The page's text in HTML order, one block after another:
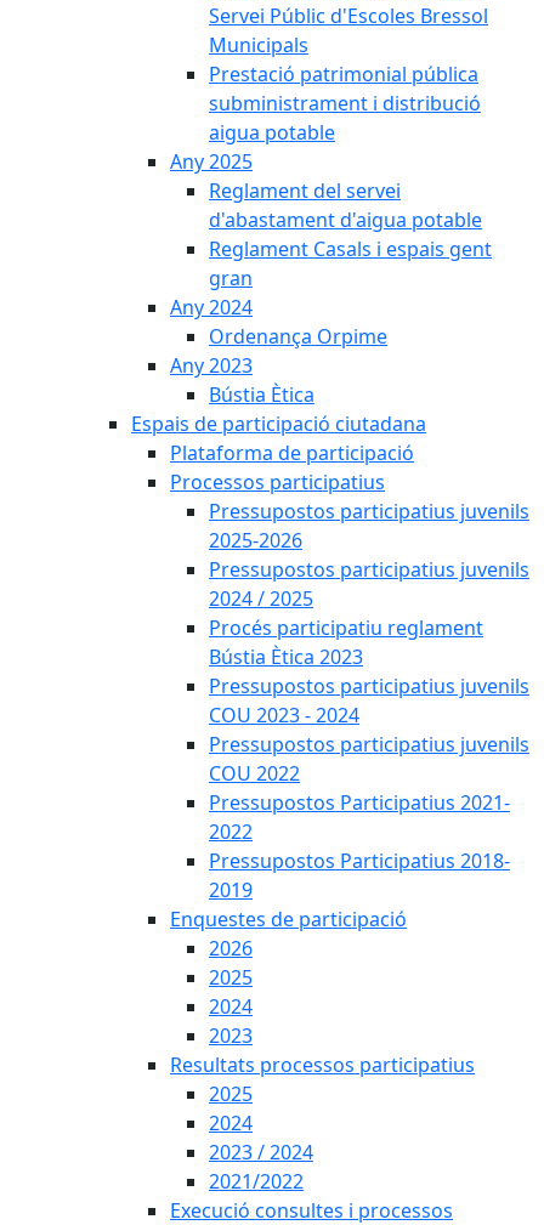
Servei Públic d'Escoles Bressol
Municipals
Prestació patrimonial pública
subministrament i distribució
aigua potable
Any 2025
Reglament del servei
d'abastament d'aigua potable
Reglament Casals i espais gent
gran
Any 2024
Ordenança Orpime
Any 2023
Bústia Ètica
Espais de participació ciutadana
Plataforma de participació
Processos participatius
Pressupostos participatius juvenils
2025-2026
Pressupostos participatius juvenils
2024 / 2025
Procés participatiu reglament
Bústia Ètica 2023
Pressupostos participatius juvenils
COU 2023 - 2024
Pressupostos participatius juvenils
COU 2022
Pressupostos Participatius 2021-
2022
Pressupostos Participatius 2018-
2019
Enquestes de participació
2026
2025
2024
2023
Resultats processos participatius
2025
2024
2023 / 2024
2021/2022
Execució consultes i processos